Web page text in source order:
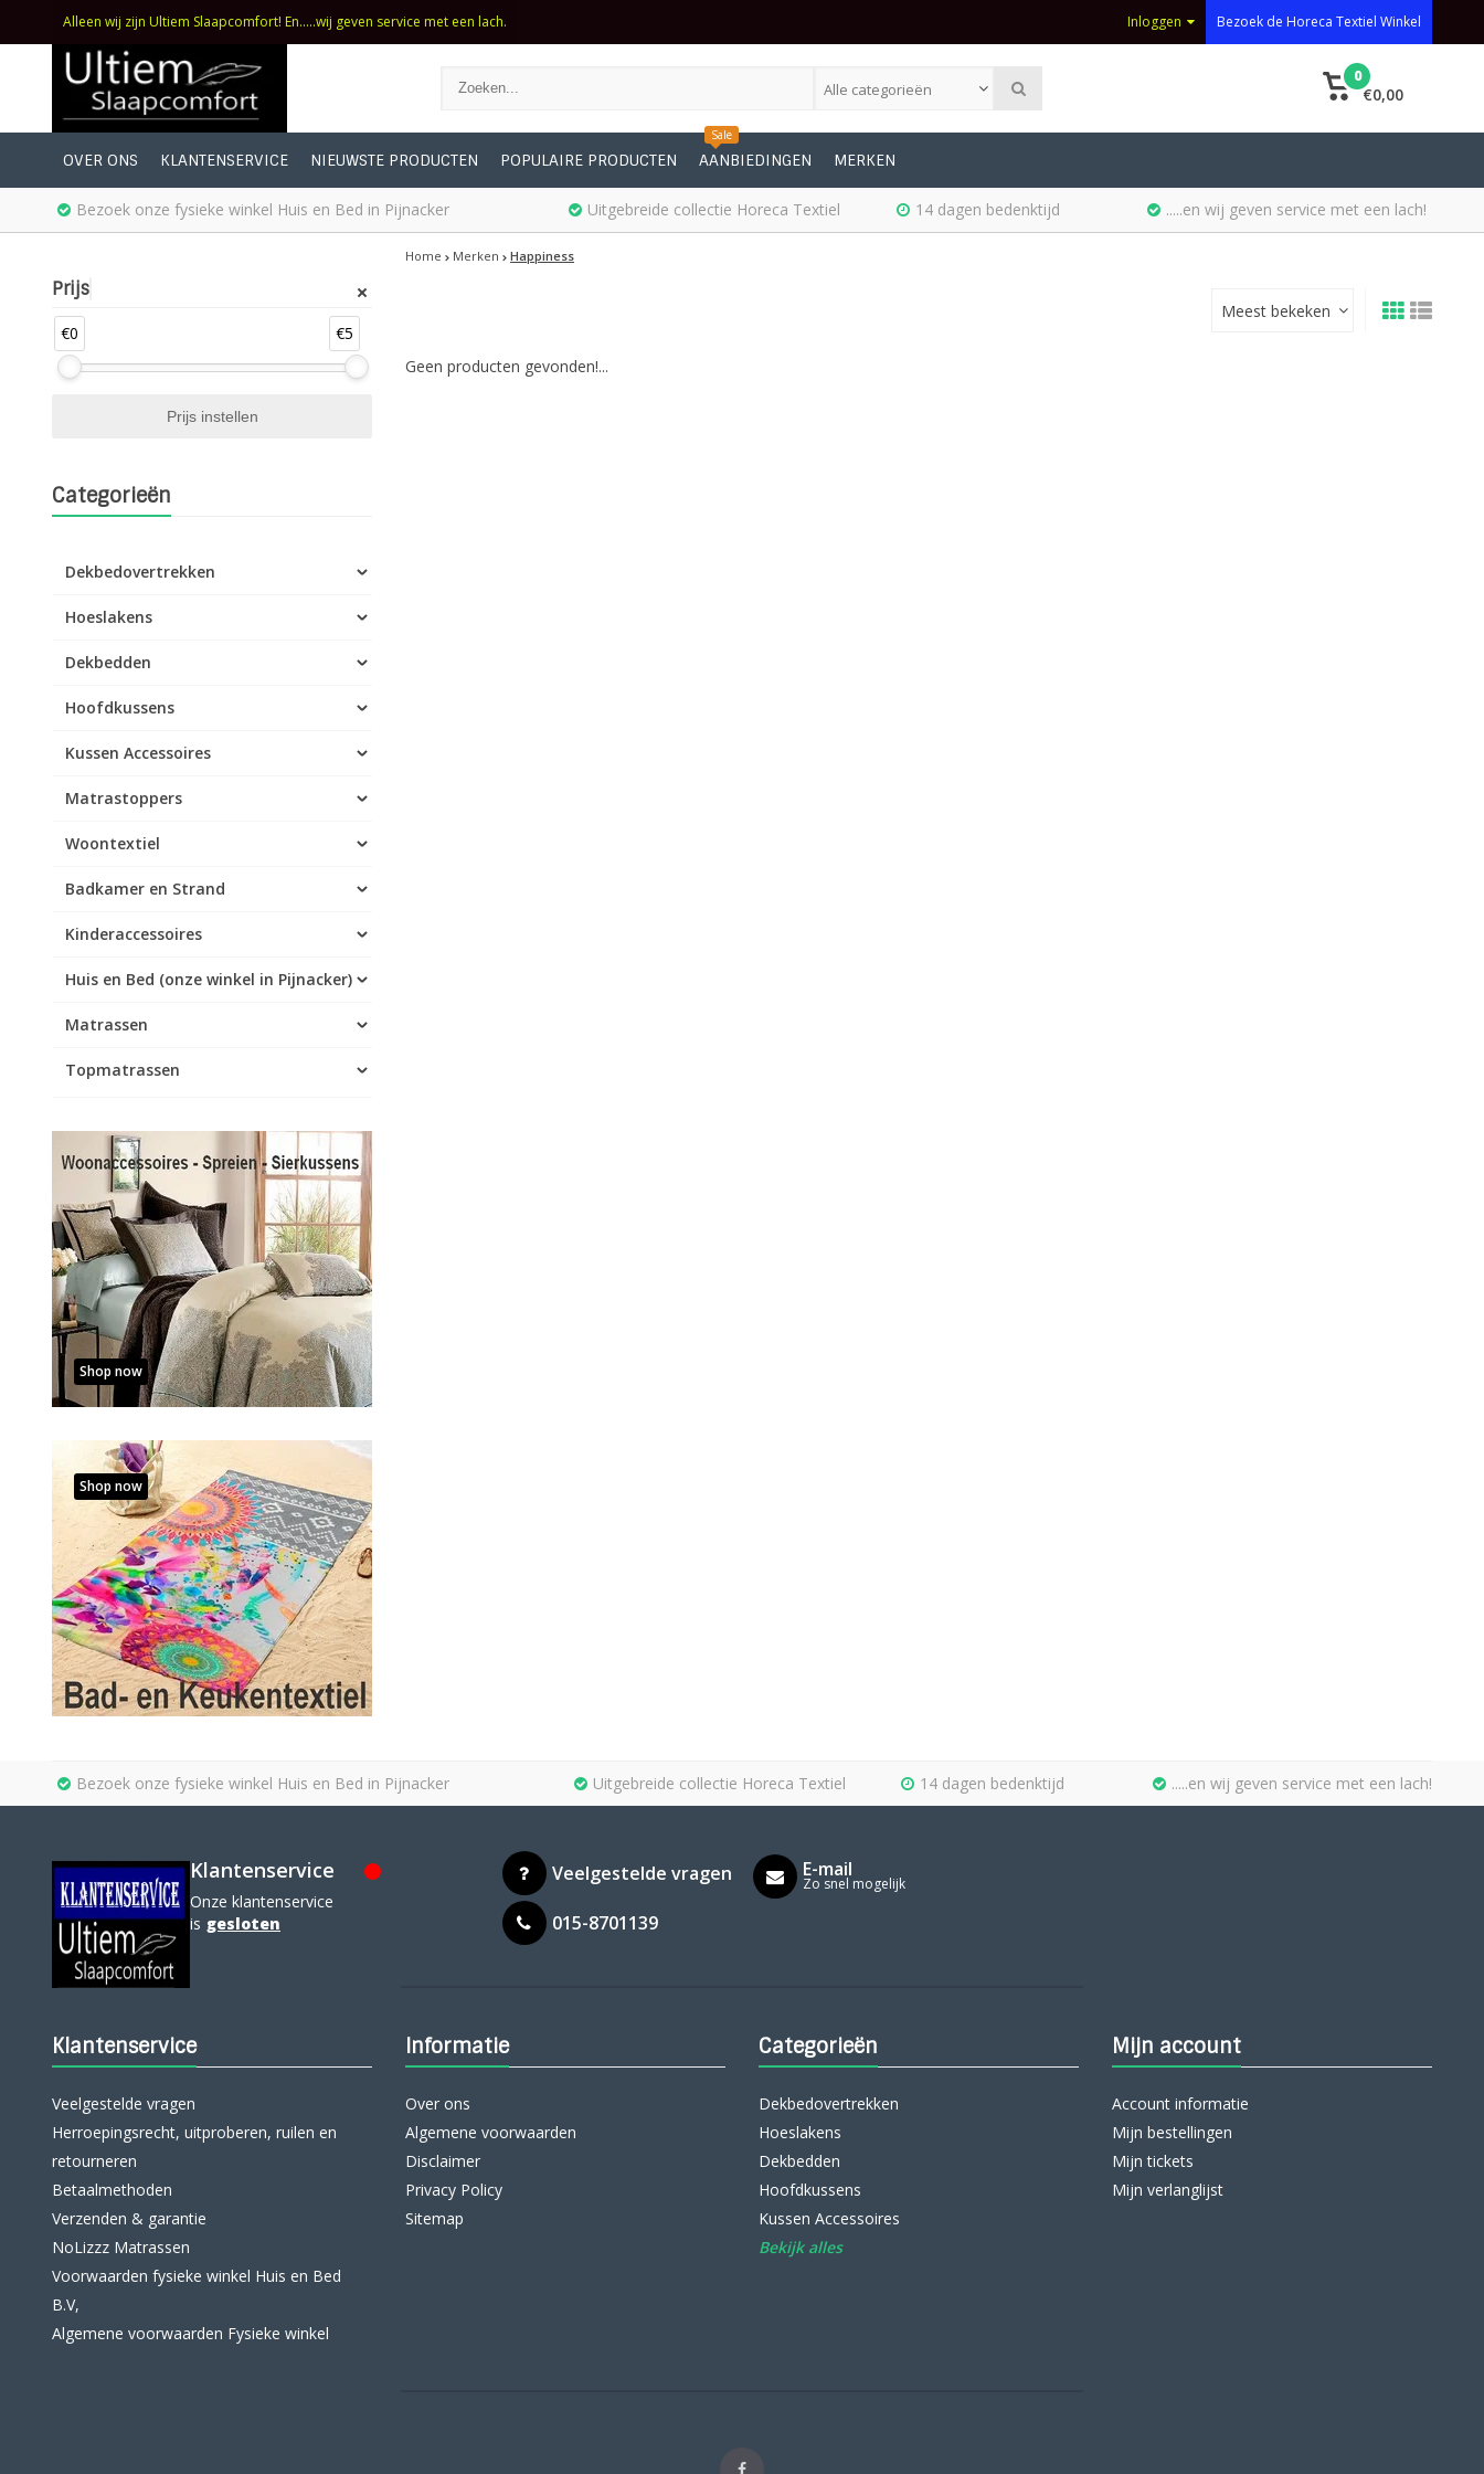
Alleen wij zijn Ultiem Slaapcomfort! En.....wij geven service met een lach. Inloggen Bezoek de Horeca Textiel Winkel
Alle categorieën
0
€0,00
OVER ONS KLANTENSERVICE NIEUWSTE PRODUCTEN POPULAIRE PRODUCTEN
Sale
AANBIEDINGEN MERKEN
Bezoek onze fysieke winkel Huis en Bed in Pijnacker Uitgebreide collectie Horeca Textiel 14 dagen bedenktijd .....en wij geven service met een lach!
Prijs
€0 €5
Categorieën
Dekbedovertrekken
Hoeslakens
Dekbedden
Hoofdkussens
Kussen Accessoires
Matrastoppers
Woontextiel
Badkamer en Strand
Kinderaccessoires
Huis en Bed (onze winkel in Pijnacker)
Matrassen
Topmatrassen
Shop now
Shop now
Home Merken Happiness
Meest bekeken
Geen producten gevonden!...
Bezoek onze fysieke winkel Huis en Bed in Pijnacker Uitgebreide collectie Horeca Textiel 14 dagen bedenktijd .....en wij geven service met een lach!
Klantenservice
Onze klantenservice
is gesloten
Veelgestelde vragen
015-8701139
E-mail
Zo snel mogelijk
Klantenservice
Veelgestelde vragen
Herroepingsrecht, uitproberen, ruilen en
retourneren
Betaalmethoden
Verzenden & garantie
NoLizzz Matrassen
Voorwaarden fysieke winkel Huis en Bed
B.V,
Algemene voorwaarden Fysieke winkel
Informatie
Over ons
Algemene voorwaarden
Disclaimer
Privacy Policy
Sitemap
Categorieën
Dekbedovertrekken
Hoeslakens
Dekbedden
Hoofdkussens
Kussen Accessoires
Bekijk alles
Mijn account
Account informatie
Mijn bestellingen
Mijn tickets
Mijn verlanglijst